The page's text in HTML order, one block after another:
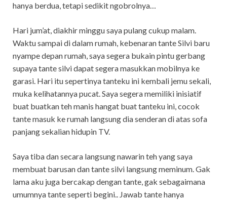
hanya berdua, tetapi sedikit ngobrolnya…
Hari jum’at, diakhir minggu saya pulang cukup malam.
Waktu sampai di dalam rumah, kebenaran tante Silvi baru
nyampe depan rumah, saya segera bukain pintu gerbang
supaya tante silvi dapat segera masukkan mobilnya ke
garasi. Hari itu sepertinya tanteku ini kembali jemu sekali,
muka kelihatannya pucat. Saya segera memiliki inisiatif
buat buatkan teh manis hangat buat tanteku ini, cocok
tante masuk ke rumah langsung dia senderan di atas sofa
panjang sekalian hidupin TV.
Saya tiba dan secara langsung nawarin teh yang saya
membuat barusan dan tante silvi langsung meminum. Gak
lama aku juga bercakap dengan tante, gak sebagaimana
umumnya tante seperti begini.. Jawab tante hanya